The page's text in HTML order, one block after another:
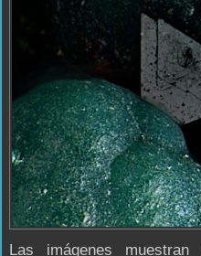
Las imágenes